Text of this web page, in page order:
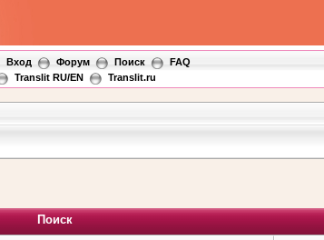
Вход Форум Поиск
FAQ
Translit RU/EN Translit.ru
Поиск